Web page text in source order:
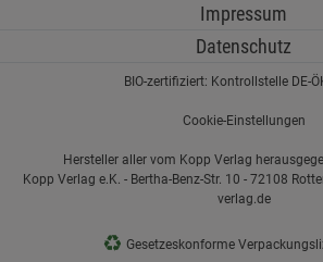
Impressum
Datenschutz
BIO-zertifiziert: Kontrollstelle DE-
Cookie-Einstellungen
Hersteller aller vom Kopp Verlag
Kopp Verlag e.K. - Bertha-Benz-Str. 10 - 72108
verlag.de
♻ Gesetzeskonforme